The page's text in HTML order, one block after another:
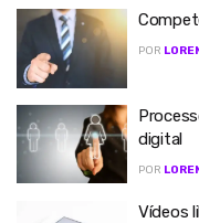
POR
digital
POR
Vídeos